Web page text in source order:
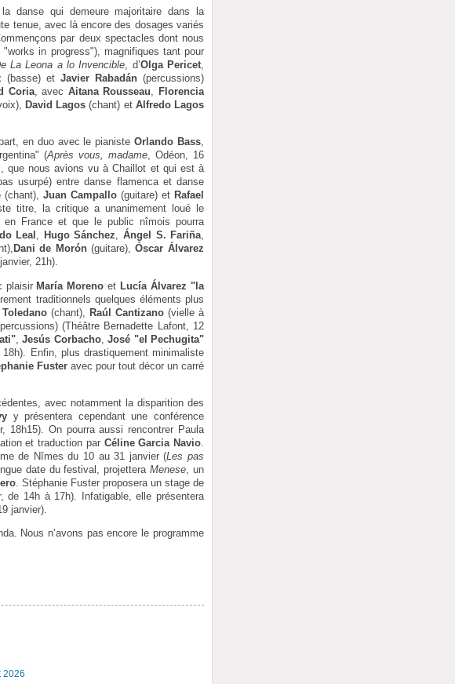
danse qui demeure majoritaire dans la
tenue, avec là encore des dosages variés
par deux spectacles dont nous
in progress"), magnifiques tant pour
La Leona a lo Invencible, d’Olga Pericet,
(basse) et Javier Rabadán(percussions)
Coria, avec Aitana Rousseau, Florencia
David Lagos (chant) et Alfredo Lagos
en duo avec le pianisteOrlando Bass,
(Après vous, madame, Odéon, 16
, que nous avions vu à Chaillot et qui est à
usurpé) entre danse flamenca et danse
(chant), Juan Campallo (guitare) et Rafael
titre, la critique a unanimement loué le
France et que le public nîmois pourra
Leal , Hugo Sánchez, Ángel S. Fariña,
Dani de Morón(guitare),Óscar Álvarez
21h).
plaisirMaría Moreno etLucía Álvarez "la
traditionnels quelques éléments plus
(chant), Raúl Cantizano(vielle à
(Théâtre Bernadette Lafont, 12
,Jesús Corbacho,José "el Pechugita"
Enfin, plus drastiquement minimaliste
Fusteravec pour tout décor un carré
avec notamment la disparition des
y présentera cependant une conférence
18h15). On pourra aussi rencontrer Paula
et traduction par Céline Garcia Navio.
de Nîmes du 10 au 31 janvier (Les pas
date du festival, projetteraMenese , un
. Stéphanie Fuster proposera un stage de
de 14h à 17h). Infatigable, elle présentera
janvier).
Nous n’avons pas encore le programme
2026